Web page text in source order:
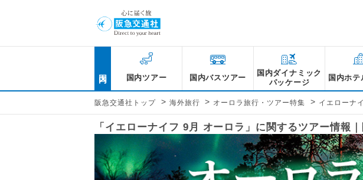
国内ツアー 国内バスツアー
国内ダイナミック
パッケージ
国内ホテ
阪急交通社トップ > 海外旅行 > オーロラ旅行・ツアー特集 > イエローナ
「イエローナイフ 9月 オーロラ」に関するツアー情報